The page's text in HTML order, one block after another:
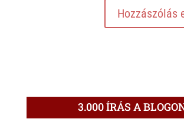
3.000 ÍRÁS A